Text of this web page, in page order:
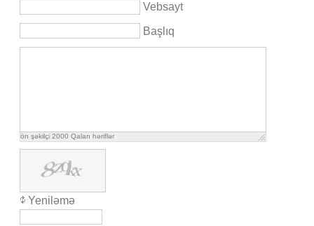
Vebsayt
Başlıq
ön şəkilçi 2000 Qalan həriflər
Yeniləmə